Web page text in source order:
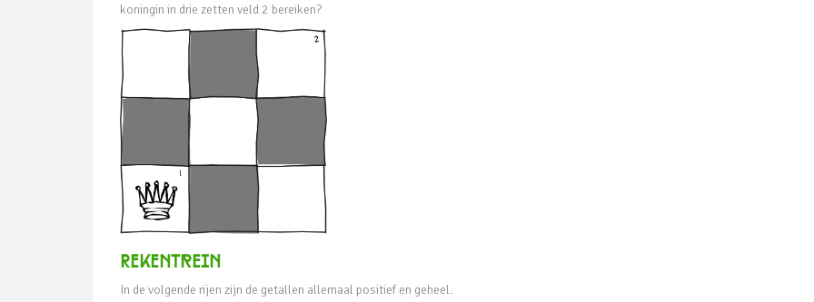
koningin in drie zetten veld 2 bereiken?
RekentrEin
In de volgende rijen zijn de getallen allemaal positief en geheel.